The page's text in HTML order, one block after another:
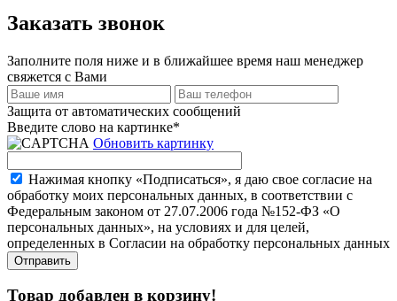
Заказать звонок
Заполните поля ниже и в ближайшее время наш менеджер
свяжется с Вами
Защита от автоматических сообщений
Введите слово на картинке*
Обновить картинку
Нажимая кнопку «Подписаться», я даю свое согласие на
обработку моих персональных данных, в соответствии с
Федеральным законом от 27.07.2006 года №152-ФЗ «О
персональных данных», на условиях и для целей,
определенных в Согласии на обработку персональных данных
Товар добавлен в корзину!